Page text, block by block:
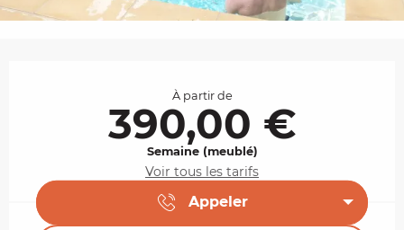
À partir de
390,00 €
Semaine (meublé)
Voir tous les tarifs
Appeler